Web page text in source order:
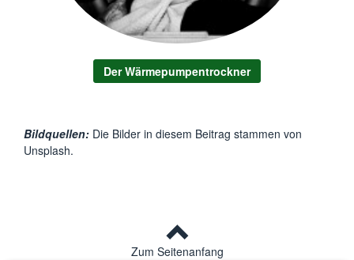
Der Wärmepumpentrockner
Bildquellen: Die Bilder in diesem Beitrag stammen von
Unsplash.
Zum Seitenanfang